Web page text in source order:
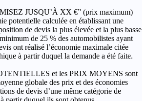
JUSQU’À XX €” (prix maximum)
potentielle calculée en établissant une
de devis la plus élevée et la plus basse
de 25 % des automobilistes ayant
ont réalisé l’économie maximale citée
à partir duquel la demande a été faite.
et les PRIX MOYENS sont
globale des prix et des économies
de devis d’une même catégorie de